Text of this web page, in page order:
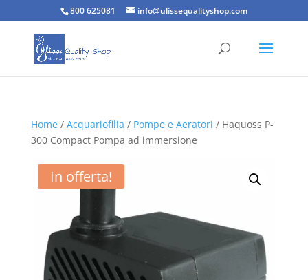
800 625081 info@ulissequalityshop.com
Home/ Acquariofilia / Pompe e Aeratori / Haquoss P-
300 Compact Pompa ad immersione
In offerta!